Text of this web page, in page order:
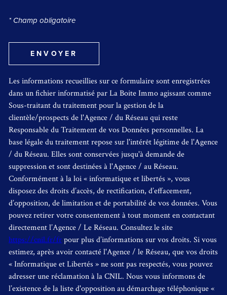
* Champ obligatoire
ENVOYER
Les informations recueillies sur ce formulaire sont enregistrées
dans un fichier informatisé par La Boite Immo agissant comme
Sous-traitant du traitement pour la gestion de la
clientèle/prospects de l'Agence / du Réseau qui reste
Responsable du Traitement de vos Données personnelles. La
base légale du traitement repose sur l'intérêt légitime de l'Agence
/ du Réseau. Elles sont conservées jusqu'à demande de
suppression et sont destinées à l'Agence / au Réseau.
Conformément à la loi « informatique et libertés », vous
disposez des droits d’accès, de rectification, d’effacement,
d’opposition, de limitation et de portabilité de vos données. Vous
pouvez retirer votre consentement à tout moment en contactant
directement l’Agence / Le Réseau. Consultez le site
https://cnil.fr/frpour plus d’informations sur vos droits. Si vous
estimez, après avoir contacté l'Agence / le Réseau, que vos droits
« Informatique et Libertés » ne sont pas respectés, vous pouvez
adresser une réclamation à la CNIL. Nous vous informons de
l’existence de la liste d'opposition au démarchage téléphonique «